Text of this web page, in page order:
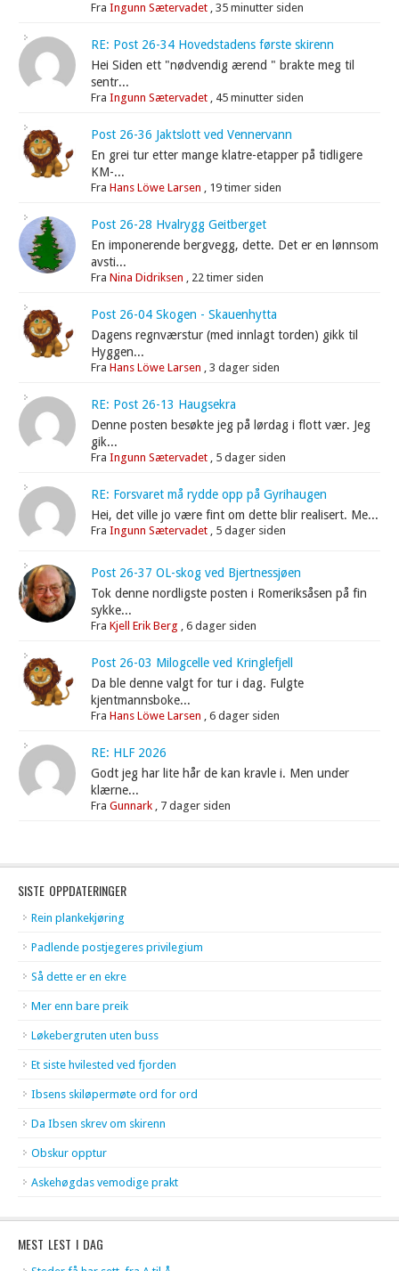
FraIngunn Sætervadet ,35 minutter siden
RE: Post 26-34 Hovedstadens første skirenn
Hei Siden ett "nødvendig ærend " brakte meg til
sentr...
FraIngunn Sætervadet 45 minutter siden
Post 26-36 Jaktslott ved Vennervann
En grei tur etter mange klatre-etapper på tidligere
KM-...
FraHans Löwe Larsen 19 timer siden
Post 26-28 Hvalrygg Geitberget
En imponerende bergvegg, dette. Det er en lønnsom
avsti...
FraNina Didriksen 22 timer siden
Post 26-04 Skogen - Skauenhytta
Dagens regnværstur (med innlagt torden) gikk til
Hyggen...
FraHans Löwe Larsen ,3 dager siden
RE: Post 26-13 Haugsekra
Denne posten besøkte jeg på lørdag i flott vær. Jeg
gik...
FraIngunn Sætervadet 5 dager siden
RE: Forsvaret må rydde opp på Gyrihaugen
Hei, det ville jo være fint om dette blir realisert. Me...
FraIngunn Sætervadet 5 dager siden
Post 26-37 OL-skog ved Bjertnessjøen
Tok denne nordligste posten i Romeriksåsen på fin
sykke...
FraKjell Erik Berg ,6 dager siden
Post 26-03 Milogcelle ved Kringlefjell
Da ble denne valgt for tur i dag. Fulgte
kjentmannsboke...
FraHans Löwe Larsen ,6 dager siden
RE: HLF 2026
Godt jeg har lite hår de kan kravle i. Men under
klærne...
FraGunnark , 7 dager siden
SISTE OPPDATERINGER
Rein plankekjøring
Padlende postjegeres privilegium
Så dette er en ekre
Mer enn bare preik
Løkebergruten uten buss
Et siste hvilested ved fjorden
Ibsens skiløpermøte ord for ord
Da Ibsen skrev om skirenn
Obskur opptur
Askehøgdas vemodige prakt
MEST LEST I DAG